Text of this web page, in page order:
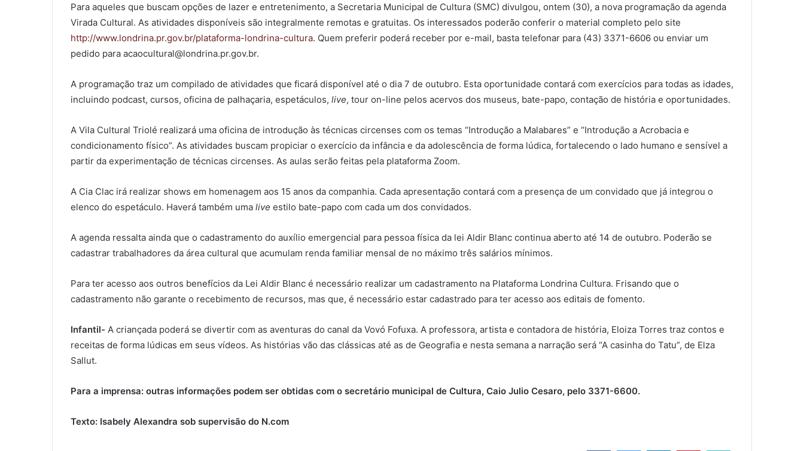
Para aqueles que buscam opções de lazer e entretenimento, a Secretaria Municipal de Cultura (SMC) divulgou, ontem (30), a nova programação da agenda
Virada Cultural. As atividades disponíveis são integralmente remotas e gratuitas. Os interessados poderão conferir o material completo pelo site
http://www.londrina.pr.gov.br/plataforma-londrina-cultura. Quem preferir poderá receber por e-mail, basta telefonar para (43) 3371-6606 ou enviar um
pedido para acaocultural@londrina.pr.gov.br.
A programação traz um compilado de atividades que ficará disponível até o dia 7 de outubro. Esta oportunidade contará com exercícios para todas as idades,
incluindo podcast, cursos, oficina de palhaçaria, espetáculos, live, tour on-line pelos acervos dos museus, bate-papo, contação de história e oportunidades.
A Vila Cultural Triolé realizará uma oficina de introdução às técnicas circenses com os temas “Introdução a Malabares” e “Introdução a Acrobacia e
condicionamento físico”. As atividades buscam propiciar o exercício da infância e da adolescência de forma lúdica, fortalecendo o lado humano e sensível a
partir da experimentação de técnicas circenses. As aulas serão feitas pela plataforma Zoom.
A Cia Clac irá realizar shows em homenagem aos 15 anos da companhia. Cada apresentação contará com a presença de um convidado que já integrou o
elenco do espetáculo. Haverá também uma live estilo bate-papo com cada um dos convidados.
A agenda ressalta ainda que o cadastramento do auxílio emergencial para pessoa física da lei Aldir Blanc continua aberto até 14 de outubro. Poderão se
cadastrar trabalhadores da área cultural que acumulam renda familiar mensal de no máximo três salários mínimos.
Para ter acesso aos outros benefícios da Lei Aldir Blanc é necessário realizar um cadastramento na Plataforma Londrina Cultura. Frisando que o
cadastramento não garante o recebimento de recursos, mas que, é necessário estar cadastrado para ter acesso aos editais de fomento.
Infantil- A criançada poderá se divertir com as aventuras do canal da Vovó Fofuxa. A professora, artista e contadora de história, Eloiza Torres traz contos e
receitas de forma lúdicas em seus vídeos. As histórias vão das clássicas até as de Geografia e nesta semana a narração será “A casinha do Tatu”, de Elza
Sallut.
Para a imprensa: outras informações podem ser obtidas com o secretário municipal de Cultura, Caio Julio Cesaro, pelo 3371-6600.
Texto: Isabely Alexandra sob supervisão do N.com
COMPARTILHAMENTOS